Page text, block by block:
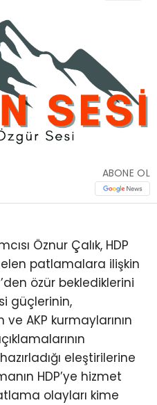
ABONE OL
Öznur Çalık, HDP
patlamalara ilişkin
özür beklediklerini
güçlerinin,
AKP kurmaylarının
eleştirilerine
HDP’ye hizmet
olayları kime